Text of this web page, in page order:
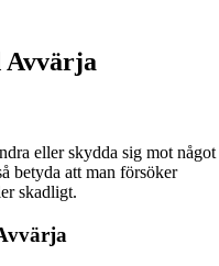
Avvärja
eller skydda sig mot något
betyda att man försöker
skadligt.